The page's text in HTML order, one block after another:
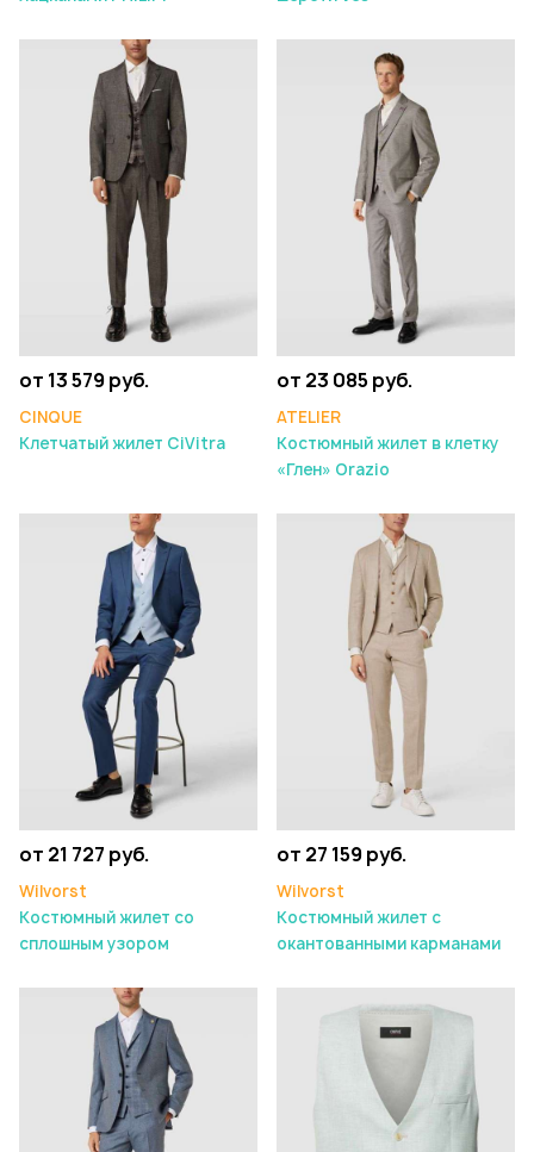
от 13 579 руб.
CINQUE
Клетчатый жилет CiVitra
от 23 085 руб.
ATELIER
Костюмный жилет в клетку
«Глен» Orazio
от 21 727 руб.
Wilvorst
Костюмный жилет со
сплошным узором
от 27 159 руб.
Wilvorst
Костюмный жилет с
окантованными карманами